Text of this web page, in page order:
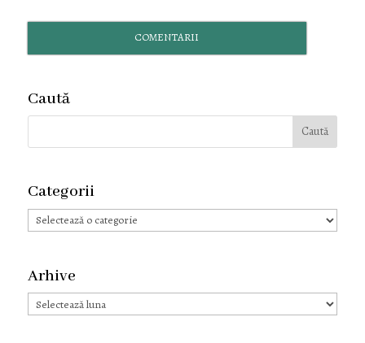
COMENTARII
Caută
Categorii
Categorii
Arhive
Arhive